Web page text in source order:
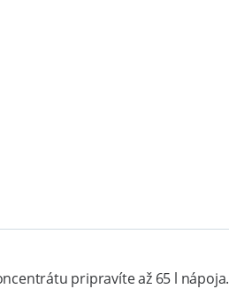
pripravíte až 65 l nápoja.